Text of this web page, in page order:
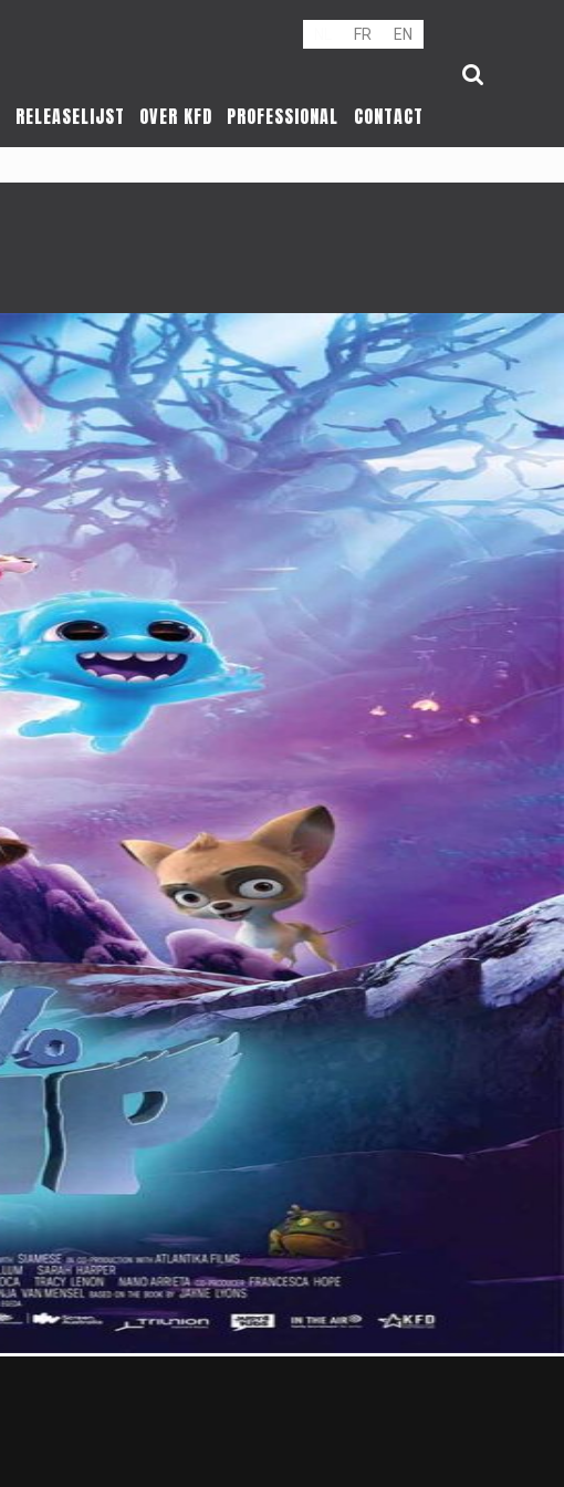
FR EN
RELEASELIJST OVER KFD PROFESSIONAL CONTACT